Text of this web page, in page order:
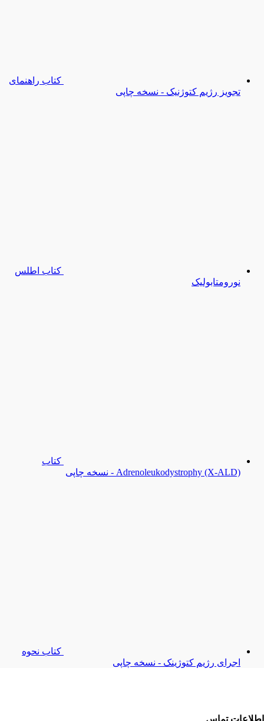
کتاب راهنمای
تجویز رژیم کتوژنیک - نسخه چاپی
کتاب اطلس
نورومتابولیک
کتاب
Adrenoleukodystrophy (X-ALD) - نسخه چاپی
کتاب نحوه
اجرای رژیم کتوژینک - نسخه چاپی
اطلاعات تماس